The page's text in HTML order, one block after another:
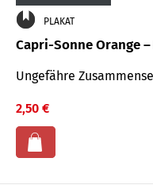
PLAKAT
Capri-Sonne Orange
Ungefähre
2,50 €